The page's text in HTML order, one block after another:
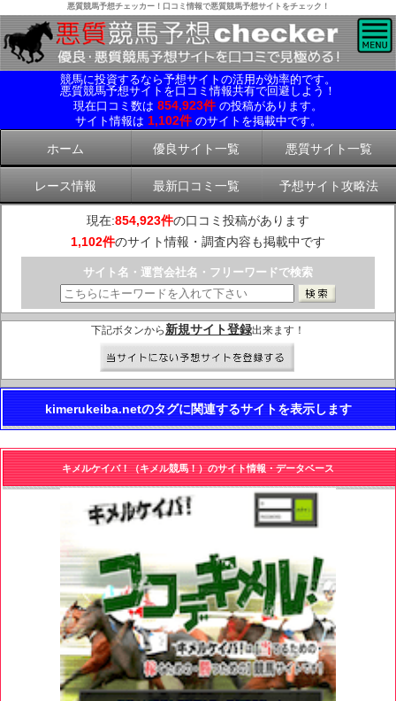
悪質競馬予想チェッカー！口コミ情報で悪質競馬予想サイトをチェック！
競馬に投資するなら予想サイトの活用が効率的です。
悪質競馬予想サイトを口コミ情報共有で回避しよう！
現在口コミ数は 854,923件 の投稿があります。
サイト情報は 1,102件 のサイトを掲載中です。
ホーム 優良サイト一覧 悪質サイト一覧
レース情報 最新口コミ一覧 予想サイト攻略法
現在:854,923件の口コミ投稿があります
1,102件のサイト情報・調査内容も掲載中です
サイト名・運営会社名・フリーワードで検索
下記ボタンから 新規サイト登録出来ます！
kimerukeiba.netのタグに関連するサイトを表示します
キメルケイバ！（キメル競馬！）のサイト情報・データベース